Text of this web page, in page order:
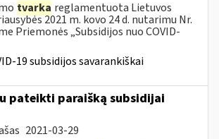
tvarka reglamentuota Lietuvos
2021 m. kovo 24 d. nutarimu Nr.
Priemonės „Subsidijos nuo COVID-
19 subsidijos savarankiškai
pateikti paraišką subsidijai
2021-03-29